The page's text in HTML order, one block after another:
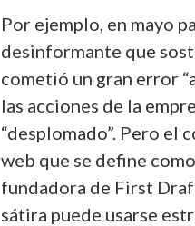
Por ejemplo, en mayo
desinformante que
cometió un gran error
las acciones de la
“desplomado”. Pero el
web que se define
fundadora de First
sátira puede usarse